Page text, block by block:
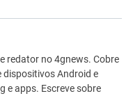
que procuro
redator no 4gnews. Cobre
dispositivos Android e
e apps. Escreve sobre